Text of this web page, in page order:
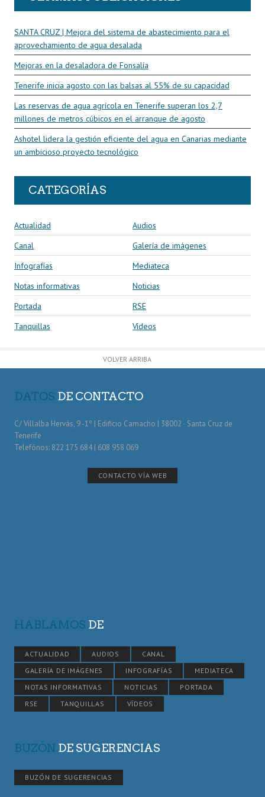
SANTA CRUZ | Mejora del sistema de abastecimiento para el
aprovechamiento de agua desalada
Mejoras en la desaladora de Fonsalía
Tenerife inicia agosto con las balsas al 55% de su capacidad
Las reservas de agua agrícola en Tenerife superan los 2,7
millones de metros cúbicos en el arranque de agosto
Ashotel lidera la gestión eficiente del agua en Canarias mediante
un ambicioso proyecto tecnológico
CATEGORÍAS
Actualidad
Audios
Canal
Galería de imágenes
Infografías
Mediateca
Notas informativas
Noticias
Portada
RSE
Tanquillas
Vídeos
VOLVER ARRIBA
DATOS DE CONTACTO
C/ Villalba Hervás, 9 -1º | Edificio Camacho | 38002 · Santa Cruz de
Tenerife
Telefónos: 822 175 684 | 608 958 069
CONTACTO VÍA WEB
HABLAMOS DE
ACTUALIDAD AUDIOS
CANAL
GALERÍA DE IMÁGENES
INFOGRAFÍAS
MEDIATECA
NOTAS INFORMATIVAS
NOTICIAS
PORTADA
RSE
TANQUILLAS VÍDEOS
BUZÓN DE SUGERENCIAS
BUZÓN DE SUGERENCIAS